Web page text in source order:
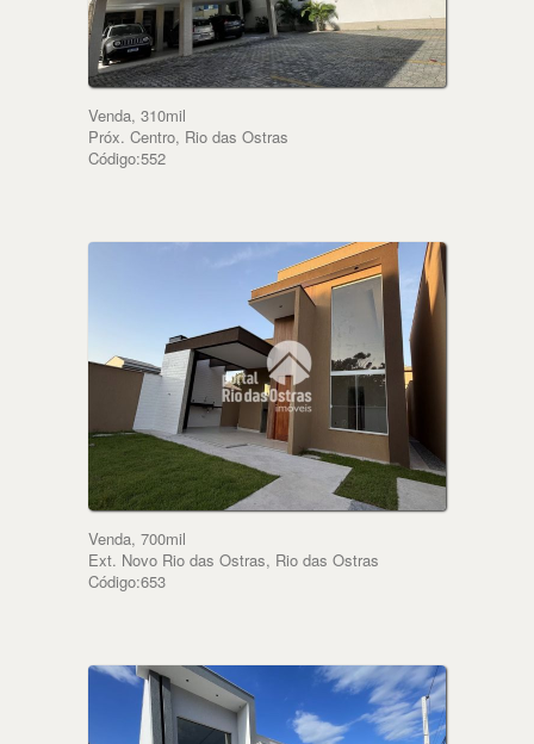
Venda, 310mil
Próx. Centro, Rio das Ostras
Código:552
Venda, 700mil
Ext. Novo Rio das Ostras, Rio das Ostras
Código:653